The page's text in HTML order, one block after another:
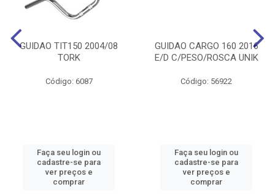
GUIDAO TIT150 2004/08
TORK
Código: 6087
Faça seu login ou
cadastre-se para
ver preços e
comprar
GUIDAO CARGO 160 2016
E/D C/PESO/ROSCA UNIK
Código: 56922
Faça seu login ou
cadastre-se para
ver preços e
comprar